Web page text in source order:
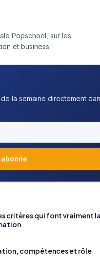
Popschool, sur les
et business.
la semaine directement
critères qui font vraiment
compétences et rôle